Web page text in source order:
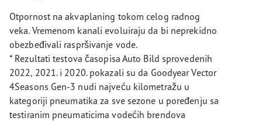
Otpornost na akvaplaning tokom celog radnog
veka. Vremenom kanali evoluiraju da bi neprekidno
obezbeđivali raspršivanje vode.
* Rezultati testova časopisa Auto Bild sprovedenih
2022, 2021. i 2020. pokazali su da Goodyear Vector
4Seasons Gen-3 nudi najveću kilometražu u
kategoriji pneumatika za sve sezone u poređenju sa
testiranim pneumaticima vodećih brendova